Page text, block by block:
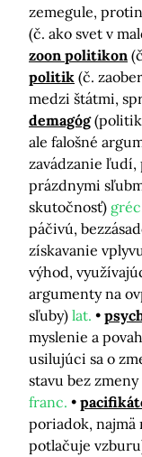
zemegule,
(č. ako svet v
zoon politikon
politik (č.
medzi štátmi,
demagóg
ale falošné
zavádzanie
prázdnymi
skutočnosť)
páčivú,
získavanie
výhod,
argumenty na
sľuby) lat.
myslenie a
usilujúci sa o
stavu bez
franc.
poriadok, najmä
potlačuje